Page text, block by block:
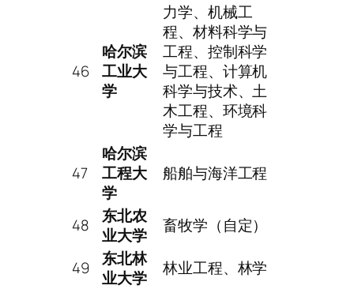
46
哈尔滨
工业大
学
力学、机械工
程、材料科学与
工程、控制科学
与工程、计算机
科学与技术、土
木工程、环境科
学与工程
47
哈尔滨
工程大
学
船舶与海洋工程
48
东北农
业大学
畜牧学（自定）
49
东北林
业大学
林业工程、林学